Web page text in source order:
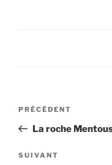
Navigation
l’article
Article
précédent
PRÉCÉDENT
La roche
Article
SUIVANT